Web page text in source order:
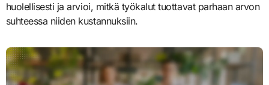
huolellisesti ja arvioi, mitkä työkalut tuottavat parhaan arvon
suhteessa niiden kustannuksiin.